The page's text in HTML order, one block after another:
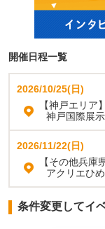
開催日程一覧
2026/10/25(日)
【神戸エリア】
神戸国際展
2026/11/22(日)
【その他兵庫
アクリエひ
条件変更してイ